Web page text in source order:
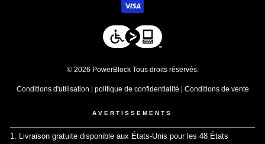
© 2026 PowerBlock Tous droits réservés.
Conditions d'utilisation politique de confidentialité Conditions de vente
AVERTISSEMENTS
1. Livraison gratuite disponible aux États-Unis pour les 48 États